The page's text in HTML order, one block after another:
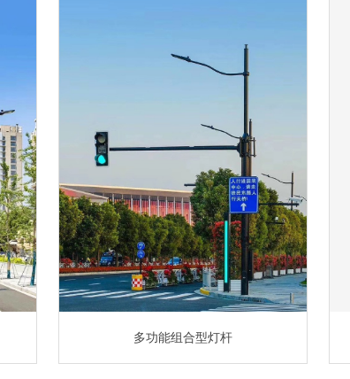
多功能组合型灯杆